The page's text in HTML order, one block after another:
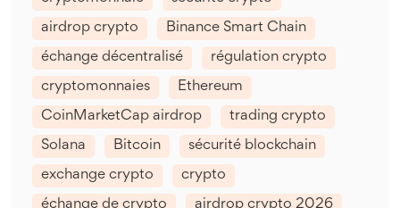
airdrop crypto Binance Smart Chain
échange décentralisé régulation crypto
cryptomonnaies Ethereum
CoinMarketCap airdrop trading crypto
Solana Bitcoin sécurité blockchain
exchange crypto crypto
échange de crypto airdrop crypto 2026